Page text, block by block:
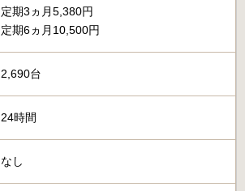
定期3ヵ月5,380円
定期6ヵ月10,500円
2,690台
24時間
なし